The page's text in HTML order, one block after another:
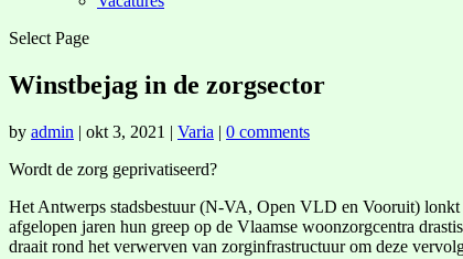
Select Page
Winstbejag in de zorgsector
by admin | okt 3, 2021 | Varia | 0 comments
Wordt de zorg geprivatiseerd?
Het Antwerps stadsbestuur (N-VA, Open VLD en Vooruit) lonkt
afgelopen jaren hun greep op de Vlaamse woonzorgcentra
draait rond het verwerven van zorginfrastructuur om deze